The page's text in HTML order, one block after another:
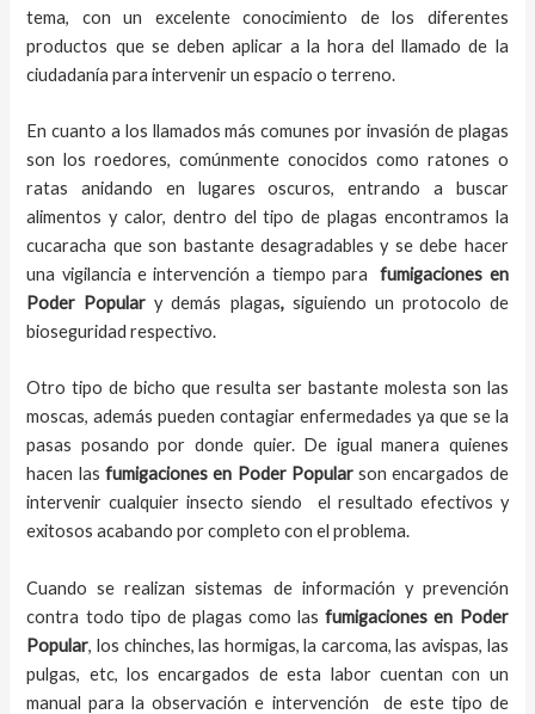
tema, con un excelente conocimiento de los diferentes
productos que se deben aplicar a la hora del llamado de la
ciudadanía para intervenir un espacio o terreno.
En cuanto a los llamados más comunes por invasión de plagas
son los roedores, comúnmente conocidos como ratones o
ratas anidando en lugares oscuros, entrando a buscar
alimentos y calor, dentro del tipo de plagas encontramos la
cucaracha que son bastante desagradables y se debe hacer
una vigilancia e intervención a tiempo parafumigaciones en
Poder Popular y demás plagas, siguiendo un protocolo de
bioseguridad respectivo.
Otro tipo de bicho que resulta ser bastante molesta son las
moscas, además pueden contagiar enfermedades ya que se la
pasas posando por donde quier. De igual manera quienes
hacen las fumigacionesen Poder Popularson encargados de
intervenir cualquier insecto siendo el resultado efectivos y
exitosos acabando por completo con el problema.
Cuando se realizan sistemas de información y prevención
contra todo tipo de plagas como lasfumigaciones en Poder
Popular, los chinches, las hormigas, la carcoma, las avispas, las
pulgas, etc, los encargados de esta labor cuentan con un
manual para la observación e intervención de este tipo de